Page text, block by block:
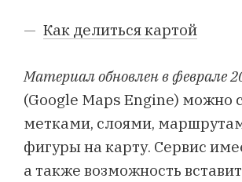
Как делиться картой
Материал обновлен в феврале
(Google Maps Engine) можно
метками, слоями,
фигуры на карту. Сервис
а также возможность